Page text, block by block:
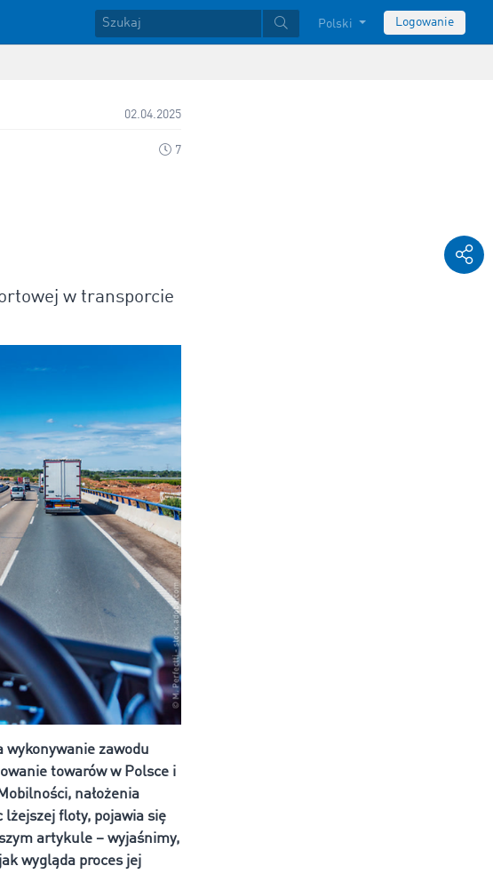
Polski Logowanie
02.04.2025
7
w transporcie
zawodu
towarów w Polsce i
nałożenia
floty, pojawia się
artykule – wyjaśnimy,
wygląda proces jej